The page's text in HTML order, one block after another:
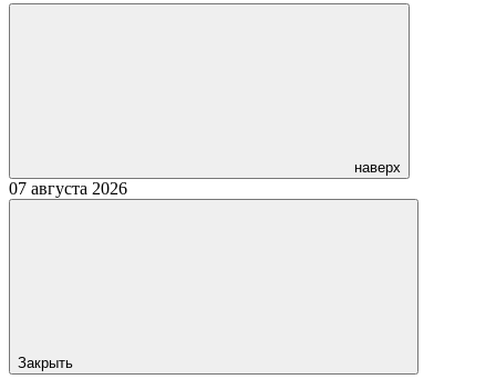
наверх
07 августа 2026
Закрыть